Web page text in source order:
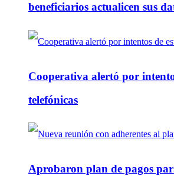
beneficiarios actualicen sus
Cooperativa alertó por
telefónicas
Aprobaron plan de pagos